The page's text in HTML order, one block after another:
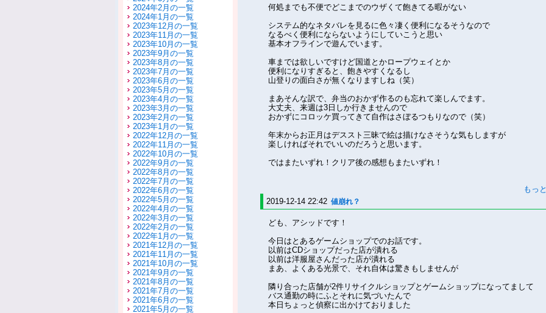
2024年2月の一覧
2024年1月の一覧
2023年12月の一覧
2023年11月の一覧
2023年10月の一覧
2023年9月の一覧
2023年8月の一覧
2023年7月の一覧
2023年6月の一覧
2023年5月の一覧
2023年4月の一覧
2023年3月の一覧
2023年2月の一覧
2023年1月の一覧
2022年12月の一覧
2022年11月の一覧
2022年10月の一覧
2022年9月の一覧
2022年8月の一覧
2022年7月の一覧
2022年6月の一覧
2022年5月の一覧
2022年4月の一覧
2022年3月の一覧
2022年2月の一覧
2022年1月の一覧
2021年12月の一覧
2021年11月の一覧
2021年10月の一覧
2021年9月の一覧
2021年8月の一覧
2021年7月の一覧
2021年6月の一覧
2021年5月の一覧
何処までも不便でどこまでのウザくて飽きてる暇がない
システム的なネタバレを見るに色々凄く便利になるそうなので
なるべく便利にならないようにしていこうと思い
基本オフラインで遊んでいます。
車までは欲しいですけど国道とかロープウェイとか
便利になりすぎると、飽きやすくなるし
山登りの面白さが無くなりますしね（笑）
まあそんな訳で、弁当のおかず作るのも忘れて楽しんでます。
大丈夫、来週は3日しか行きませんので
おかずにコロッケ買ってきて自作はさぼるつもりなので（笑）
年末からお正月はデススト三昧で絵は描けなさそうな気もしますが
楽しければそれでいいのだろうと思います。
ではまたいずれ！クリア後の感想もまたいずれ！
もっ
2019-12-14 22:42 値崩れ？
ども、アシッドです！
今日はとあるゲームショップでのお話です。
以前はCDショップだった店が潰れる
以前は洋服屋さんだった店が潰れる
まあ、よくある光景で、それ自体は驚きもしませんが
隣り合った店舗が2件リサイクルショップとゲームショップになってまして
バス通勤の時にふとそれに気づいたんで
本日ちょっと偵察に出かけておりました